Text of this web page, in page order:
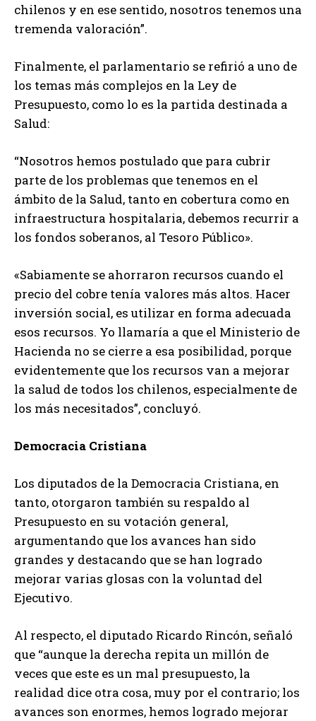
chilenos y en ese sentido, nosotros tenemos una
tremenda valoración”.
Finalmente, el parlamentario se refirió a uno de
los temas más complejos en la Ley de
Presupuesto, como lo es la partida destinada a
Salud:
“Nosotros hemos postulado que para cubrir
parte de los problemas que tenemos en el
ámbito de la Salud, tanto en cobertura como en
infraestructura hospitalaria, debemos recurrir a
los fondos soberanos, al Tesoro Público».
«Sabiamente se ahorraron recursos cuando el
precio del cobre tenía valores más altos. Hacer
inversión social, es utilizar en forma adecuada
esos recursos. Yo llamaría a que el Ministerio de
Hacienda no se cierre a esa posibilidad, porque
evidentemente que los recursos van a mejorar
la salud de todos los chilenos, especialmente de
los más necesitados”, concluyó.
Democracia Cristiana
Los diputados de la Democracia Cristiana, en
tanto, otorgaron también su respaldo al
Presupuesto en su votación general,
argumentando que los avances han sido
grandes y destacando que se han logrado
mejorar varias glosas con la voluntad del
Ejecutivo.
Al respecto, el diputado Ricardo Rincón, señaló
que “aunque la derecha repita un millón de
veces que este es un mal presupuesto, la
realidad dice otra cosa, muy por el contrario; los
avances son enormes, hemos logrado mejorar